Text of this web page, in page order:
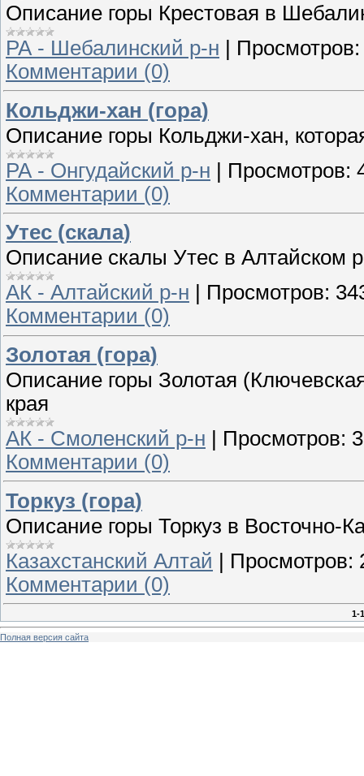
Описание горы Крестовая в
РА - Шебалинский р-н
Просмотров:
Комментарии (0)
Кольджи-хан (гора)
Описание горы Кольджи-хан,
РА - Онгудайский р-н | Просмотров:
Комментарии (0)
Утес (скала)
Описание скалы Утес в Алтайском
АК - Алтайский р-н
Просмотров:
Комментарии (0)
Золотая (гора)
Описание горы Золотая
края
АК - Смоленский р-н
Просмотров:
Комментарии (0)
Торкуз (гора)
Описание горы Торкуз в Восточно-
Казахстанский Алтай | Просмотров:
Комментарии (0)
1-
Полная версия сайта